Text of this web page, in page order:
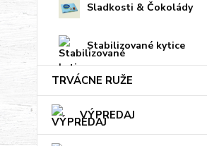
Sladkosti & Čokolády
Stabilizované kytice
TRVÁCNE RUŽE
VÝPREDAJ